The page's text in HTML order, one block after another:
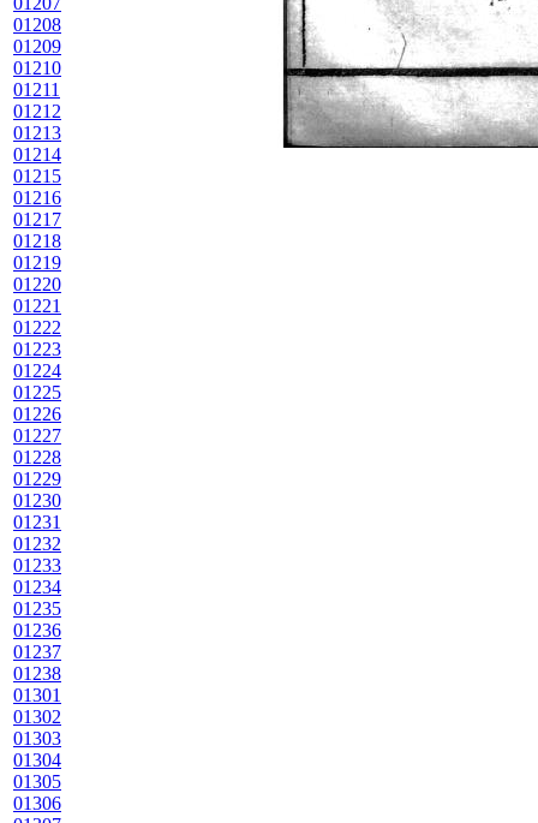
01208
01209
01210
01211
01212
01213
01214
01215
01216
01217
01218
01219
01220
01221
01222
01223
01224
01225
01226
01227
01228
01229
01230
01231
01232
01233
01234
01235
01236
01237
01238
01301
01302
01303
01304
01305
01306